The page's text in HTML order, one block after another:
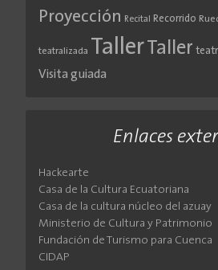
Proyección Recital Recorrido
teatralizada Taller Taller
Visita guiada
Enlaces
Hackearte
Casa de la Cultura Ecuatoriana
Casa de la cultura núcleo del azuay
Ministerio de Cultura y Patrimonio
Fundación de Turismo para Cuenca
CIDAP